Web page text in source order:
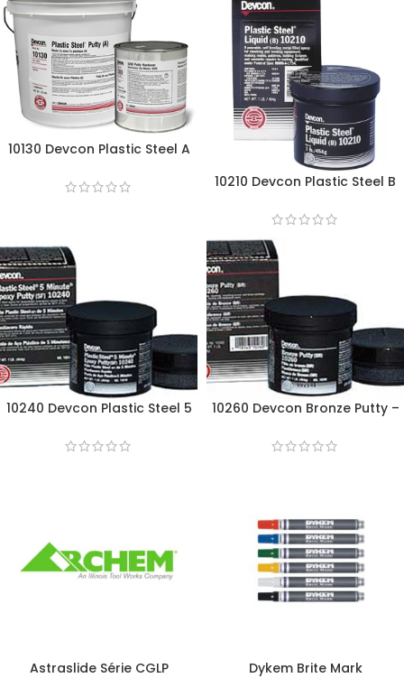
10130 Devcon Plastic Steel A
10210 Devcon Plastic Steel B
10240 Devcon Plastic Steel 5
10260 Devcon Bronze Putty –
Astraslide Série CGLP Dykem Brite Mark